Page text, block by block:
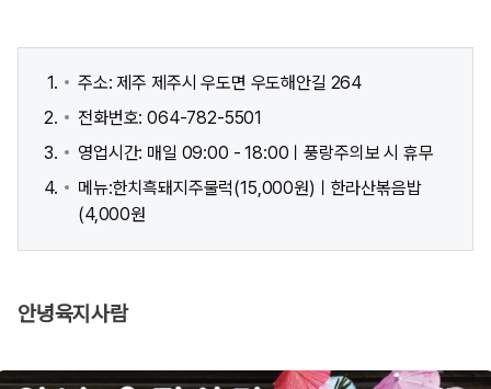
주소: 제주 제주시 우도면 우도해안길 264
전화번호: 064-782-5501
영업시간: 매일 09:00 - 18:00ㅣ풍랑주의보 시 휴무
메뉴:한치흑돼지주물럭(15,000원)ㅣ한라산볶음밥
(4,000원
안녕육지사람